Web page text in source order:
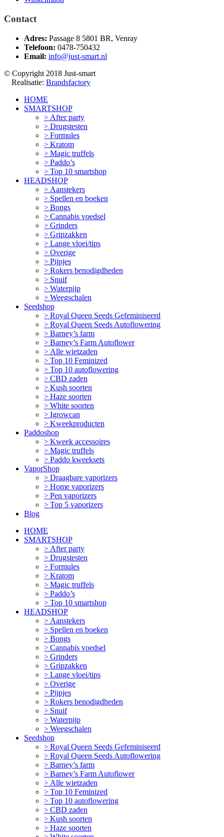
Contact
Adres: Passage 8 5801 BR, Venray
Telefoon: 0478-750432
Email: info@just-smart.nl
© Copyright 2018 Just-smart
Realisatie: Brandsfactory
HOME
SMARTSHOP
After party
Drugstesten
Formules
Kratom
Magic truffels
Paddo’s
Top 10 smartshop
HEADSHOP
Aanstekers
Spellen en boeken
Bongs
Cannabis voedsel
Grinders
Gripzakken
Lange vloei/tips
Overige
Pijpjes
Rokers benodigdheden
Snuif
Waterpijp
Weegschalen
Seedshop
Royal Queen Seeds Gefeminiseerd
Royal Queen Seeds Autoflowering
Barney’s farm
Barney’s Farm Autoflower
Alle wietzaden
Top 10 Feminized
Top 10 autoflowering
CBD zaden
Kush soorten
Haze soorten
White soorten
Igrowcan
Kweekproducten
Paddoshop
Kweek accessoires
Magic truffels
Paddo kweeksets
VaporShop
Draagbare vaporizers
Home vaporizers
Pen vaporizers
Top 5 vaporizers
Blog
HOME
SMARTSHOP
After party
Drugstesten
Formules
Kratom
Magic truffels
Paddo’s
Top 10 smartshop
HEADSHOP
Aanstekers
Spellen en boeken
Bongs
Cannabis voedsel
Grinders
Gripzakken
Lange vloei/tips
Overige
Pijpjes
Rokers benodigdheden
Snuif
Waterpijp
Weegschalen
Seedshop
Royal Queen Seeds Gefeminiseerd
Royal Queen Seeds Autoflowering
Barney’s farm
Barney’s Farm Autoflower
Alle wietzaden
Top 10 Feminized
Top 10 autoflowering
CBD zaden
Kush soorten
Haze soorten